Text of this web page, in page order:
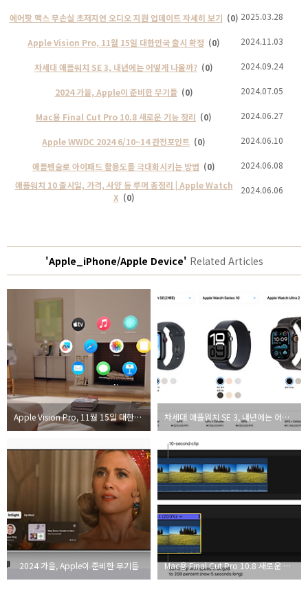
에어팟 맥스 무손실 초저지연 오디오 지원 업데이트 자세히 보기 (0) 2025.03.28
Apple Vision Pro, 11월 15일 대한민국 출시 확정 (0) 2024.11.03
차세대 애플워치 SE 3, 내년에는 어떻게 나올까? (0) 2024.09.24
2024 가을, Apple이 준비한 무기들 (0) 2024.07.05
Mac용 Final Cut Pro 10.8 새로운 기능 정리 (0) 2024.06.27
Apple WWDC 2024 6/10~14 관전포인트 (0) 2024.06.10
애플펜슬로 아이패드 활용도를 극대화시키는 방법 (0)
2024.06.08
애플워치 10 출시일, 가격, 사양 등 루머 총정리 | Apple Watch
X (0)
2024.06.06
'Apple_iPhone/Apple Device' Related Articles
Apple Vision Pro, 11월 15일 대한민국 출시 확정 차세대 애플워치 SE 3, 내년에는 어떻게 나올까?
2024 가을, Apple이 준비한 무기들 Mac용 Final Cut Pro 10.8 새로운 기능 정리